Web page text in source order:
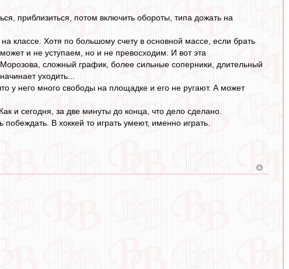
приблизиться, потом включить обороты, типа дожать на
классе. Хотя по большому счету в основной массе, если брать
и не уступаем, но и не превосходим. И вот эта
сложный график, более сильные соперники, длительный
уходить...
у него много свободы на площадке и его не ругают. А может
и сегодня, за две минуты до конца, что дело сделано.
В хоккей то играть умеют, именно играть.